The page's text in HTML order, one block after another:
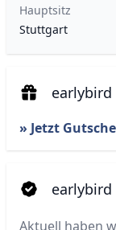
Hauptsitz
Stuttgart
earlybird
» Jetzt
earlybird
Aktuell haben